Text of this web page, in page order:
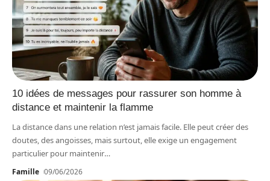
10 idées de messages pour rassurer son homme à
distance et maintenir la flamme
La distance dans une relation n’est jamais facile. Elle peut créer des
doutes, des angoisses, mais surtout, elle exige un engagement
particulier pour maintenir…
Famille 09/06/2026